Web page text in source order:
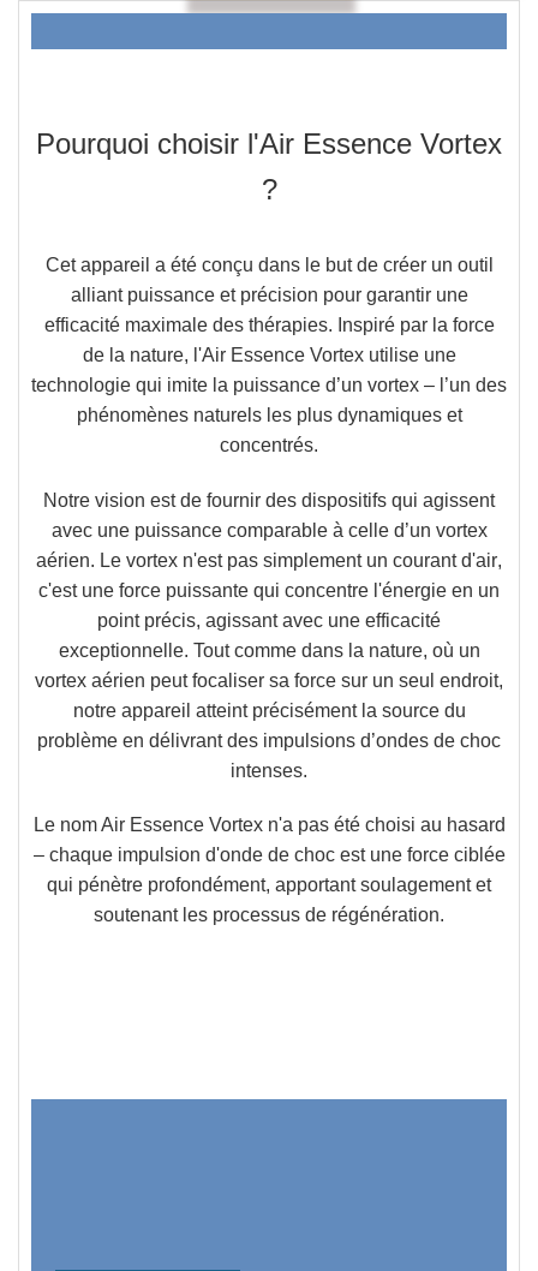
Pourquoi choisir l'Air Essence Vortex
?
Cet appareil a été conçu dans le but de créer un outil
alliant puissance et précision pour garantir une
efficacité maximale des thérapies. Inspiré par la force
de la nature, l'Air Essence Vortexutilise une
technologie qui imite la puissance d’un vortex – l’un des
phénomènes naturels les plus dynamiques et
concentrés.
Notre vision est de fournir des dispositifs qui agissent
avec une puissance comparable à celle d’un vortex
aérien. Le vortex n'est pas simplement un courant d'air,
c'est une force puissante qui concentre l'énergie en un
point précis, agissant avec une efficacité
exceptionnelle. Tout comme dans la nature, où un
vortex aérien peut focaliser sa force sur un seul endroit,
notre appareil atteint précisément la source du
problème en délivrant des impulsions d’ondes de choc
intenses.
Le nom Air Essence Vortex n'a pas été choisi au hasard
– chaque impulsion d'onde de choc est une force ciblée
qui pénètre profondément, apportant soulagement et
soutenant les processus de régénération.